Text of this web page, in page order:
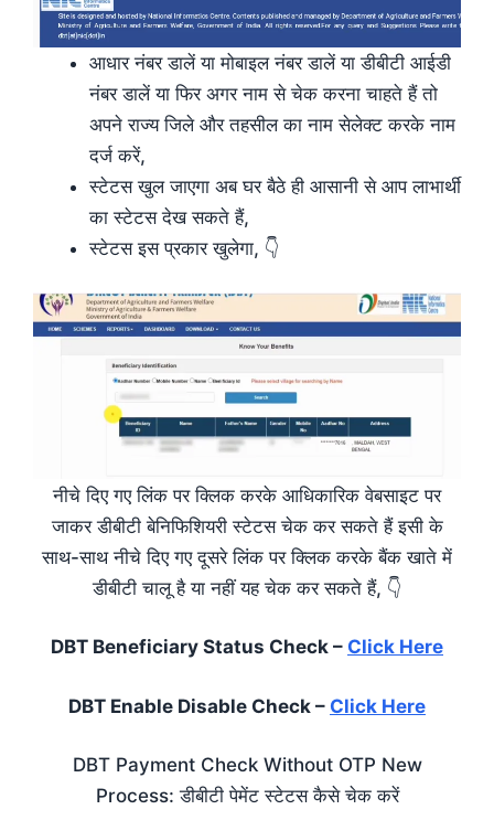
आधार नंबर डालें या मोबाइल नंबर डालें या डीबीटी आईडी
नंबर डालें या फिर अगर नाम से चेक करना चाहते हैं तो
अपने राज्य जिले और तहसील का नाम सेलेक्ट करके नाम
दर्ज करें,
स्टेटस खुल जाएगा अब घर बैठे ही आसानी से आप लाभार्थी
का स्टेटस देख सकते हैं,
स्टेटस इस प्रकार खुलेगा, 👇
नीचे दिए गए लिंक पर क्लिक करके आधिकारिक वेबसाइट पर
जाकर डीबीटी बेनिफिशियरी स्टेटस चेक कर सकते हैं इसी के
साथ-साथ नीचे दिए गए दूसरे लिंक पर क्लिक करके बैंक खाते में
डीबीटी चालू है या नहीं यह चेक कर सकते हैं, 👇
DBT Beneficiary Status Check – Click Here
DBT Enable Disable Check – Click Here
DBT Payment Check Without OTP New
Process: डीबीटी पेमेंट स्टेटस कैसे चेक करें